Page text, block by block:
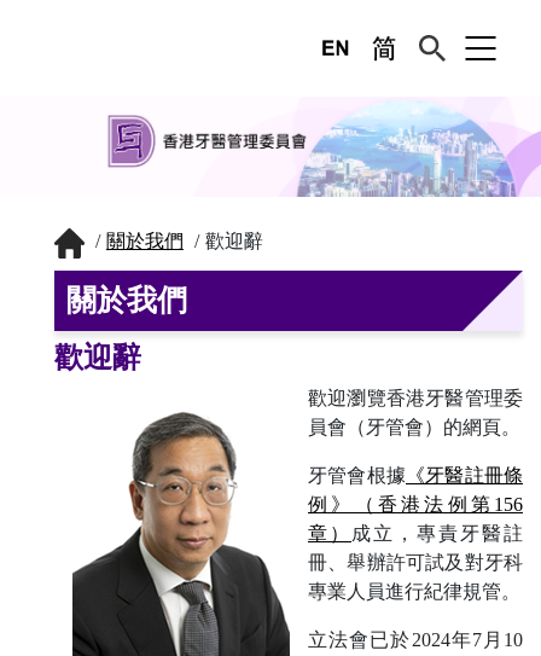
關於我們 歡迎辭
關於我們
歡迎辭
歡迎瀏覽香港牙醫管理委
員會（牙管會）的網頁。
牙管會根據 《牙醫註冊條
例》（香港法例第156
章）
成立，專責牙醫註
冊、舉辦許可試及對牙科
專業人員進行紀律規管。
立法會已於2024年7月10